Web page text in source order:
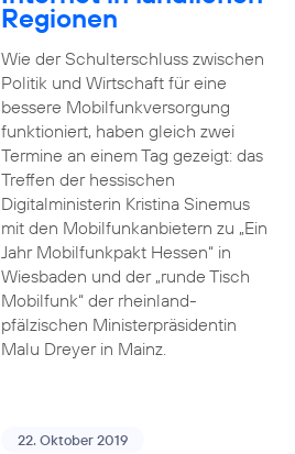
Regionen
Wie der Schulterschluss zwischen
Politik und Wirtschaft für eine
bessere Mobilfunkversorgung
funktioniert, haben gleich zwei
Termine an einem Tag gezeigt: das
Treffen der hessischen
Digitalministerin Kristina Sinemus
mit den Mobilfunkanbietern zu „Ein
Jahr Mobilfunkpakt Hessen“ in
Wiesbaden und der „runde Tisch
Mobilfunk“ der rheinland-
pfälzischen Ministerpräsidentin
Malu Dreyer in Mainz.
22. Oktober 2019